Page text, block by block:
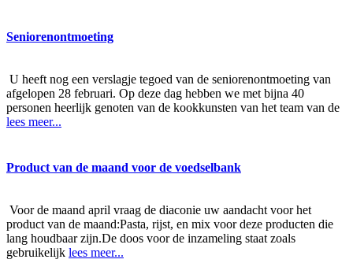
Seniorenontmoeting
U heeft nog een verslagje tegoed van de seniorenontmoeting van
afgelopen 28 februari. Op deze dag hebben we met bijna 40
personen heerlijk genoten van de kookkunsten van het team van de
lees meer...
Product van de maand voor de voedselbank
Voor de maand april vraag de diaconie uw aandacht voor het
product van de maand:Pasta, rijst, en mix voor deze producten die
lang houdbaar zijn.De doos voor de inzameling staat zoals
gebruikelijk lees meer...